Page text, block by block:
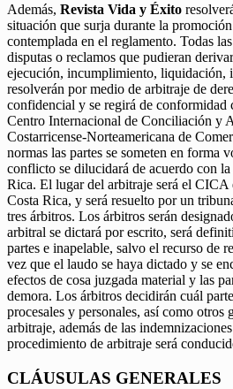
Además, Revista Vida y Éxito
situación que surja durante la
contemplada en el reglamento. Todas
disputas o reclamos que pudieran
ejecución, incumplimiento, liquidación,
resolverán por medio de arbitraje de
confidencial y se regirá de conformidad
Centro Internacional de Conciliación y
Costarricense-Norteamericana de
normas las partes se someten en forma
conflicto se dilucidará de acuerdo con
Rica. El lugar del arbitraje será el CICA
Costa Rica, y será resuelto por un
tres árbitros. Los árbitros serán
arbitral se dictará por escrito, será
partes e inapelable, salvo el recurso de
vez que el laudo se haya dictado y se
efectos de cosa juzgada material y las
demora. Los árbitros decidirán cuál
procesales y personales, así como otros
arbitraje, además de las
procedimiento de arbitraje será
CLÁUSULAS GENERALES